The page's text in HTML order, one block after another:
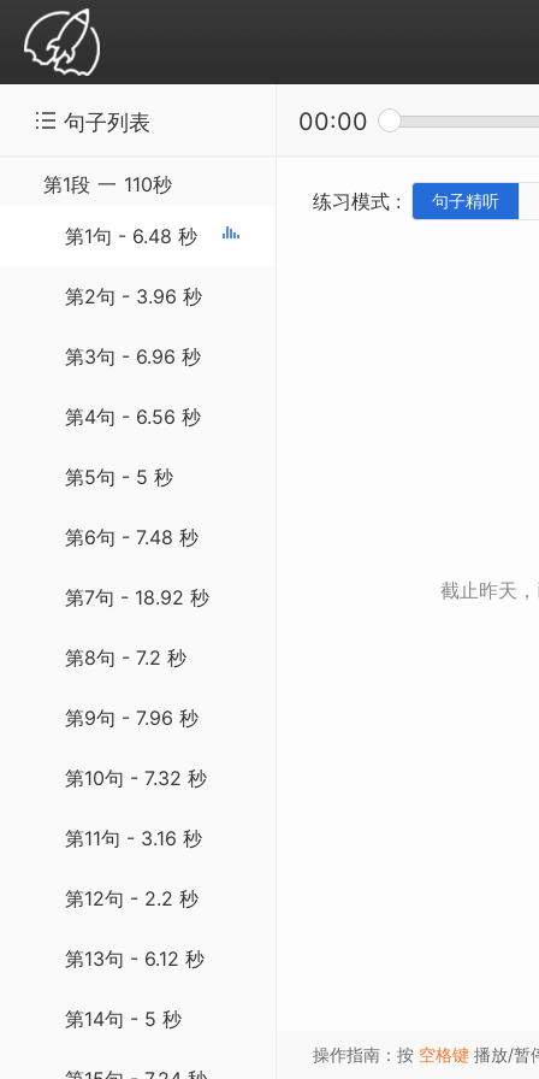
精听听写：SSS-20130601 Curiosity
句子列表 00:00
第1段 一 110秒
第1句 - 6.48 秒
第2句 - 3.96 秒
第3句 - 6.96 秒
第4句 - 6.56 秒
第5句 - 5 秒
第6句 - 7.48 秒
第7句 - 18.92 秒
第8句 - 7.2 秒
第9句 - 7.96 秒
第10句 - 7.32 秒
第11句 - 3.16 秒
第12句 - 2.2 秒
第13句 - 6.12 秒
第14句 - 5 秒
练习模式 : 句子精听
截止昨天
操作指南：按 空格键 播放/暂